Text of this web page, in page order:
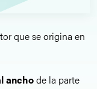
que se origina en
anchode la parte